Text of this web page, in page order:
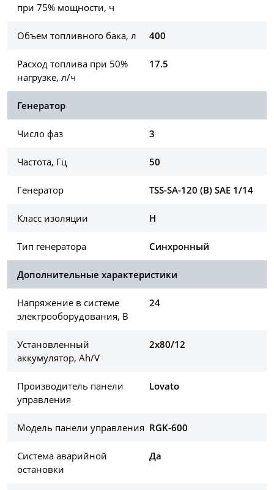
при 75% мощности, ч
Объем топливного бака, л 400
Расход топлива при 50%
нагрузке, л/ч
17.5
Генератор
Число фаз 3
Частота, Гц 50
Генератор TSS-SA-120 (B) SAE 1/14
Класс изоляции H
Тип генератора Синхронный
Дополнительные характеристики
Напряжение в системе
электрооборудования, В
24
Установленный
аккумулятор, Ah/V
2x80/12
Производитель панели
управления
Lovato
Модель панели управления RGK-600
Система аварийной
остановки
Да